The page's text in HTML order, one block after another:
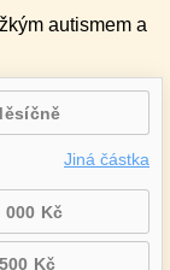
autismem a